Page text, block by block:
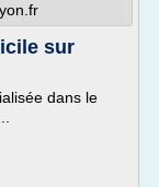
sur
dans le